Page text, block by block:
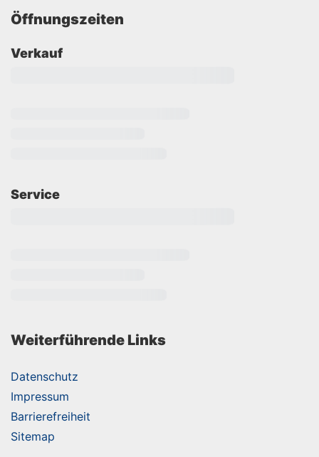
Öffnungszeiten
Verkauf
Service
Weiterführende Links
Datenschutz
Impressum
Barrierefreiheit
Sitemap